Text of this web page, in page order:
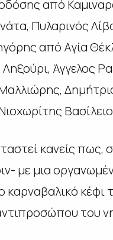
από
Πυλαρινός
από Αγία
Άγγελος
κανείς πως,
με μια
καρναβαλικό
του